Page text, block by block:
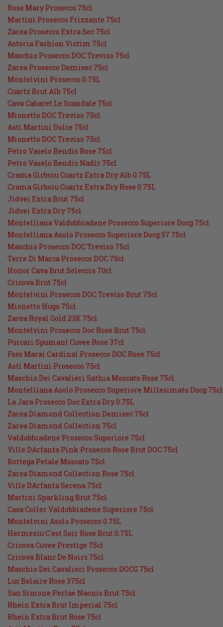
Rose Mary Prosecco 75cl
Martini Prosecco Frizzante 75cl
Zarea Prosecco Extra Sec 75cl
Astoria Fashion Victim 75cl
Maschio Prosecco DOC Treviso 75cl
Zarea Prosecco Demisec 75cl
Montelvini Prosecco 0.75L
Cuartz Brut Alb 75cl
Cava Cabaret Le Scandale 75cl
Mionetto DOC Treviso 75cl
Asti Martini Dolce 75cl
Mionetto DOC Treviso 75cl
Petro Vaselo Bendis Rose 75cl
Petro Vaselo Bendis Nadir 75cl
Crama Girboiu Cuartz Extra Dry Alb 0.75L
Crama Girboiu Cuartz Extra Dry Rose 0.75L
Jidvei Extra Brut 75cl
Jidvei Extra Dry 75cl
Montelliana Valdobbiadene Prosecco Superiore Docg 75cl
Montelliana Asolo Prosecco Superiore Docg 57 75cl
Maschio Prosecco DOC Treviso 75cl
Terre Di Marca Prosecco DOC 75cl
Honor Cava Brut Seleccio 70cl
Cricova Brut 75cl
Montelvini Prosecco DOC Treviso Brut 75cl
Mionetto Hugo 75cl
Zarea Royal Gold 23K 75cl
Montelvini Prosecco Doc Rose Brut 75cl
Purcari Spumant Cuvee Rose 37cl
Foss Marai Cardinal Prosecco DOC Rose 75cl
Asti Martini Prosecco 75cl
Maschio Dei Cavalieri Sathia Moscato Rose 75cl
Montelliana Asolo Prosecco Superiore Millesimato Docg 75cl
La Jara Prosecco Doc Extra Dry 0.75L
Zarea Diamond Collection Demisec 75cl
Zarea Diamond Collection 75cl
Valdobbiadene Prosecco Superiore 75cl
Ville DArfanta Pink Prosecco Rose Brut DOC 75cl
Bottega Petale Moscato 75cl
Zarea Diamond Collection Rose 75cl
Ville DArfanta Serena 75cl
Martini Sparkling Brut 75cl
Casa Coller Valdobbiadene Superiore 75cl
Montelvini Asolo Prosecco 0.75L
Hermeziu C'est Soir Rose Brut 0.75L
Cricova Cuvee Prestige 75cl
Cricova Blanc De Noirs 75cl
Maschio Dei Cavalieri Prosecco DOCG 75cl
Luc Belaire Rose 375cl
San Simone Perlae Naonis Brut 75cl
Rhein Extra Brut Imperial 75cl
Rhein Extra Brut Rose 75cl